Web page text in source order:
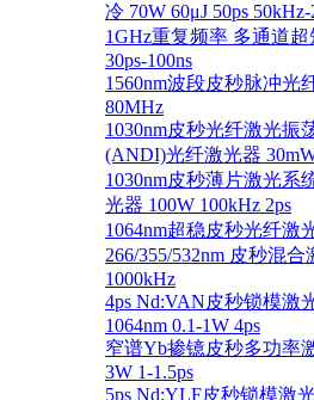
冷 70W 60μJ 50ps
1GHz重复频率 多通道超
30ps-100ns
1560nm波段皮秒脉冲光
80MHz
1030nm皮秒光纤激光振
(ANDI)光纤激光器
1030nm皮秒薄片激光系
光器 100W 100kHz 2ps
1064nm超稳皮秒光纤激
266/355/532nm 皮秒混
1000kHz
4ps Nd:VAN皮秒锁模激
1064nm 0.1-1W 4ps
窄谱Yb掺镱皮秒多功率
3W 1-1.5ps
5ps Nd:YLF皮秒锁模激